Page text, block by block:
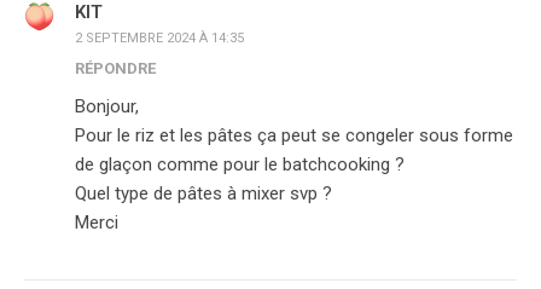
KIT
2 SEPTEMBRE 2024 À 14:35
RÉPONDRE
Bonjour,
Pour le riz et les pâtes ça peut se congeler sous forme
de glaçon comme pour le batchcooking ?
Quel type de pâtes à mixer svp ?
Merci